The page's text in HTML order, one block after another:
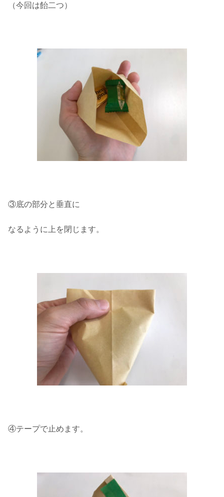
（今回は飴二つ）
③底の部分と垂直に
なるように上を閉じます。
④テープで止めます。